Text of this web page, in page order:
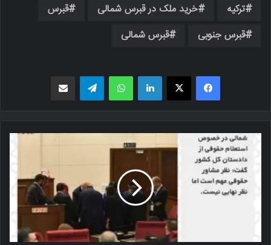
ترکیه خرید ملک در قبرس شمالی
قبرس
قبرس جنوبی
قبرس شمالی
فیسبوک X لینکدین واتس اپ